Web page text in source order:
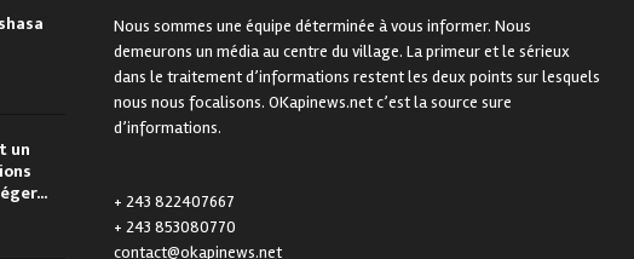
un
Nous sommes une équipe déterminée à vous informer. Nous
demeurons un média au centre du village. La primeur et le sérieux
dans le traitement d’informations restent les deux points sur lesquels
nous nous focalisons. OKapinews.net c’est la source sure
d’informations.
+ 243 822407667
+ 243 853080770
contact@okapinews.net